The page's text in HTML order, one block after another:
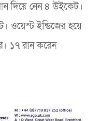
দিয়ে নেন ৪ উইকেট।
ওয়েস্ট ইন্ডিজের হয়ে
১৭ রান করেন